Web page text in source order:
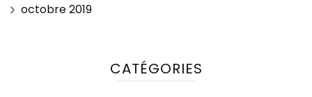
octobre 2019
CATÉGORIES